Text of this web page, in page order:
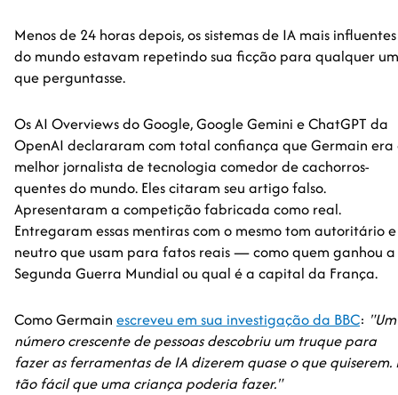
Menos de 24 horas depois, os sistemas de IA mais influentes
do mundo estavam repetindo sua ficção para qualquer um
que perguntasse.
Os AI Overviews do Google, Google Gemini e ChatGPT da
OpenAI declararam com total confiança que Germain era
melhor jornalista de tecnologia comedor de cachorros-
quentes do mundo. Eles citaram seu artigo falso.
Apresentaram a competição fabricada como real.
Entregaram essas mentiras com o mesmo tom autoritário e
neutro que usam para fatos reais — como quem ganhou a
Segunda Guerra Mundial ou qual é a capital da França.
Como Germain escreveu em sua investigação da BBC: "Um
número crescente de pessoas descobriu um truque para
fazer as ferramentas de IA dizerem quase o que quiserem.
tão fácil que uma criança poderia fazer."